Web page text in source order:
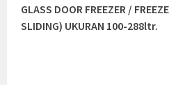
GLASS DOOR FREEZER /
SLIDING) UKURAN 100-288ltr.